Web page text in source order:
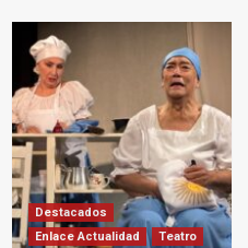
Destacados
Enlace Actualidad
Teatro